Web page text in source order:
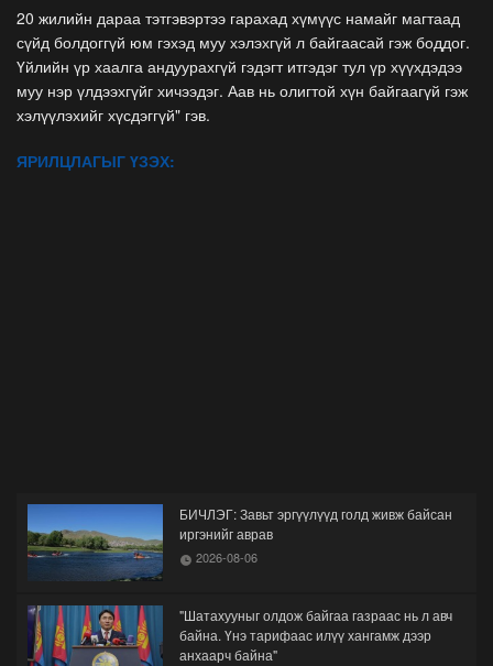
20 жилийн дараа тэтгэвэртээ гарахад хүмүүс намайг магтаад
сүйд болдоггүй юм гэхэд муу хэлэхгүй л байгаасай гэж боддог.
Үйлийн үр хаалга андуурахгүй гэдэгт итгэдэг тул үр хүүхдэдээ
муу нэр үлдээхгүйг хичээдэг. Аав нь олигтой хүн байгаагүй гэж
хэлүүлэхийг хүсдэггүй" гэв.
ЯРИЛЦЛАГЫГ ҮЗЭХ:
БИЧЛЭГ: Завьт эргүүлүүд голд живж байсан
иргэнийг аврав
2026-08-06
"Шатахууныг олдож байгаа газраас нь л авч
байна. Үнэ тарифаас илүү хангамж дээр
анхаарч байна"